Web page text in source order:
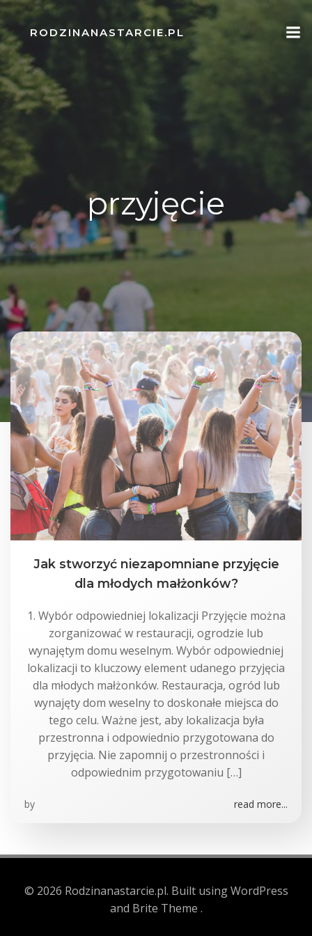
Skip
to
content
RODZINANASTARCIE.PL
przyjęcie
Jak stworzyć niezapomniane przyjęcie
dla młodych małżonków?
1. Wybór odpowiedniej lokalizacji Przyjęcie można
zorganizować w restauracji, ogrodzie lub
wynajętym domu weselnym. Wybór odpowiedniej
lokalizacji to kluczowy element udanego przyjęcia
dla młodych małżonków. Restauracja, ogród lub
wynajęty dom weselny to doskonałe miejsca do
tego celu. Ważne jest, aby lokalizacja była
przestronna i odpowiednio przygotowana do
przyjęcia. Nie zapomnij o przestronności i
odpowiednim przygotowaniu […]
by read more...
© 2026 Rodzinanastarcie.pl. Built using WordPress
and Brite Theme .